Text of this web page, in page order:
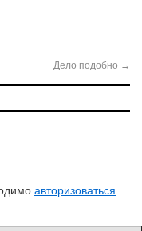
Дело подобно →
авторизоваться.